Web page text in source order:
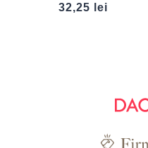
32,25
lei